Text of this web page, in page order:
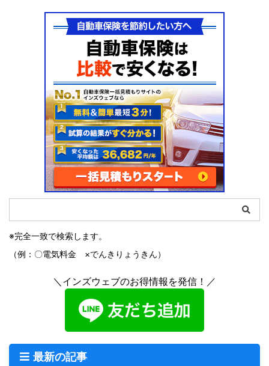
※完全一致で検索します。
（例：〇電気料金 ×でんきりょうきん）
＼インズウェブのお得情報を発信！／
最新の記事